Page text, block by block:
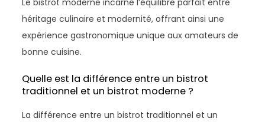
Le bistrot moderne incarne l’équilibre parfait entre
héritage culinaire et modernité, offrant ainsi une
expérience gastronomique unique aux amateurs de
bonne cuisine.
Quelle est la différence entre un bistrot
traditionnel et un bistrot moderne ?
La différence entre un bistrot traditionnel et un